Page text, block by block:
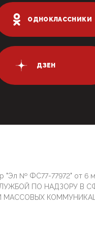
ОДНОКЛАССНИКИ
ДЗЕН
"Эл № ФС77-77972" от 6
ПО НАДЗОРУ В
МАССОВЫХ